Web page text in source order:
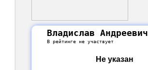
Владислав Андреевич
В рейтинге не участвует
Не указан